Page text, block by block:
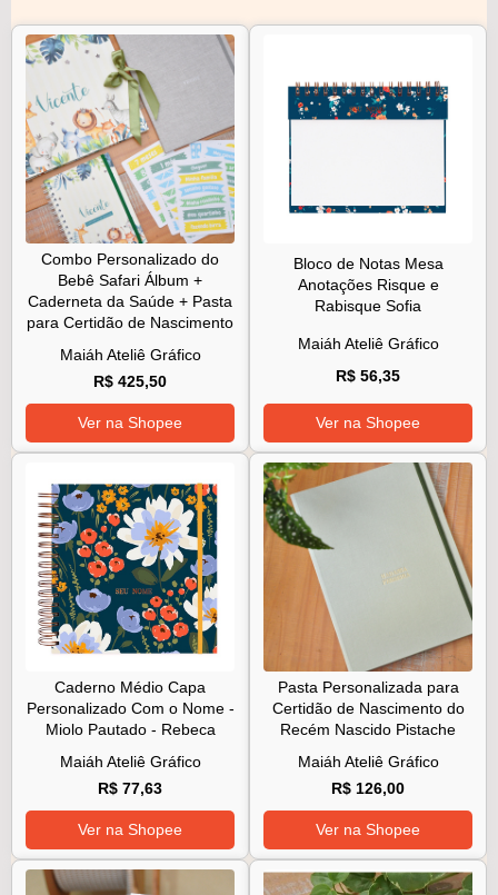
Combo Personalizado do
Bebê Safari Álbum +
Caderneta da Saúde + Pasta
para Certidão de Nascimento
Maiáh Ateliê Gráfico
R$ 425,50
Ver na Shopee
Bloco de Notas Mesa
Anotações Risque e
Rabisque Sofia
Maiáh Ateliê Gráfico
R$ 56,35
Ver na Shopee
Caderno Médio Capa
Personalizado Com o Nome -
Miolo Pautado - Rebeca
Maiáh Ateliê Gráfico
R$ 77,63
Ver na Shopee
Pasta Personalizada para
Certidão de Nascimento do
Recém Nascido Pistache
Maiáh Ateliê Gráfico
R$ 126,00
Ver na Shopee